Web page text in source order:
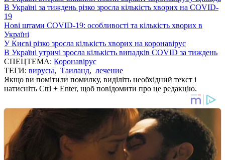
В Україні за тиждень різко зросла кількість хворих на COVID-
19
Нові штами COVID-19: особливості та кількість хворих в
Україні
У Києві різко зросла кількість хворих на коронавірус
В Україні утричі зросла кількість випадків COVID за тиждень
СПЕЦТЕМА: Коронавірус
ТЕГИ: вирусы, Таиланд, лечение
Якщо ви помітили помилку, виділіть необхідний текст і
натисніть Ctrl + Enter, щоб повідомити про це редакцію.